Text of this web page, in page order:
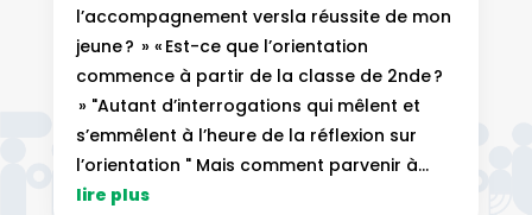
l’accompagnement versla réussite de mon
jeune ? » « Est-ce que l’orientation
commence à partir de la classe de 2nde ?
» "Autant d’interrogations qui mêlent et
s’emmêlent à l’heure de la réflexion sur
l’orientation " Mais comment parvenir à...
lire plus